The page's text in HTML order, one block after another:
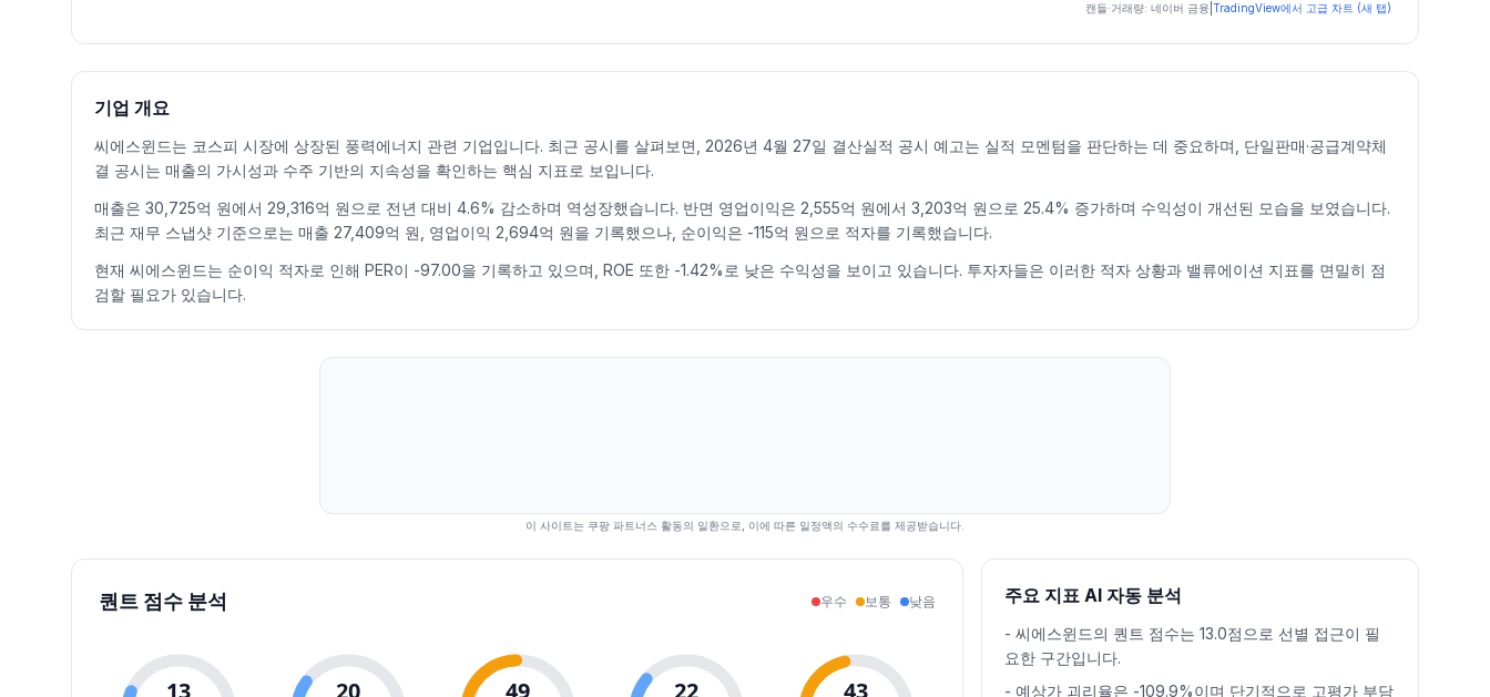
2026.07.06
42100425004030041350-1.78284230
2026.07.07
40800426004035041050-0.73462184
2026.07.08
40450
2026.07.10
391004055038400398501.66 415842
2026.07.13
403504355040050 414003.89
725464
2026.07.14
41350416003870039450-4.71 528235
2026.07.15
404504190040300406002.92 360535
2026.07.16
40000407003940039850-1.85 746297
2026.07.20
397504040038750
2026.07.21
38900394003770038700-0.77236581
395502.20 319762
2026.07.31
366003770036200373004.92 327052
2026.08.03
36600 39100
2026.08.04
3840040750
2026.08.06
4095042350 422503.05 321357
캔들·거래량: 네이버 금융 TradingView에서 고급 차트 (새 탭)
기업 개요
씨에스윈드는 코스피 시장에 상장된 풍력에너지 관련 기업입니다. 최근 공시를 살펴보면, 2026년 4월 27일 결산실적 공시 예고는 실적 모멘텀을 판단하는 데 중요하며, 단일판매·공급계약체
결 공시는 매출의 가시성과 수주 기반의 지속성을 확인하는 핵심 지표로 보입니다.
매출은 30,725억 원에서 29,316억 원으로 전년 대비 4.6% 감소하며 역성장했습니다. 반면 영업이익은 2,555억 원에서 3,203억 원으로 25.4% 증가하며 수익성이 개선된 모습을 보였습니다.
최근 재무 스냅샷 기준으로는 매출 27,409억 원, 영업이익 2,694억 원을 기록했으나, 순이익은 -115억 원으로 적자를 기록했습니다.
현재 씨에스윈드는 순이익 적자로 인해 PER이 -97.00을 기록하고 있으며, ROE 또한 -1.42%로 낮은 수익성을 보이고 있습니다. 투자자들은 이러한 적자 상황과 밸류에이션 지표를 면밀히 점
검할 필요가 있습니다.
이 사이트는 쿠팡 파트너스 활동의 일환으로, 이에 따른 일정액의 수수료를 제공받습니다.
퀀트 점수 분석 우수 보통 낮음
13 20 49 22 43
주요 지표 AI 자동 분석
-씨에스윈드의 퀀트 점수는 13.0점으로 선별 접근이 필
요한 구간입니다.
-예상가 괴리율은 -109.9%이며 단기적으로 고평가 부담